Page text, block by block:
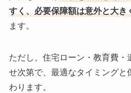
すく、必要保障額は意外と大き
ます。
ただし、住宅ローン・教育費・
せ次第で、最適なタイミングと
わります。